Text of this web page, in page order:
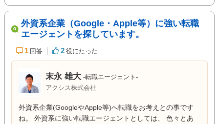
外資系企業（Google・Apple等）に強い転職
エージェントを探しています。
1 回答 2 役にたった
末永 雄大 -転職エージェント-
アクシス株式会社
外資系企業(GoogleやApple等)へ転職をお考えとの事です
ね。 外資系に強い転職エージェントとしては、 色々とあ